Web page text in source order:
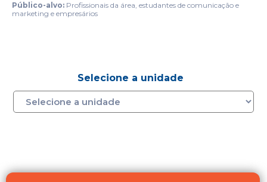
Público-alvo: Profissionais da área, estudantes de comunicação e
marketing e empresários
Selecione a unidade